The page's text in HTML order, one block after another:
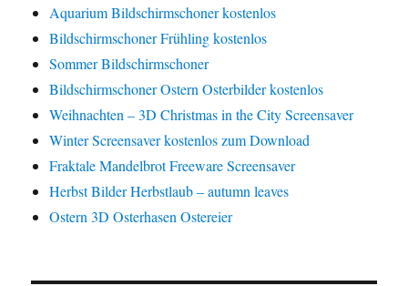
Aquarium Bildschirmschoner kostenlos
Bildschirmschoner Frühling kostenlos
Sommer Bildschirmschoner
Bildschirmschoner Ostern Osterbilder kostenlos
Weihnachten – 3D Christmas in the City Screensaver
Winter Screensaver kostenlos zum Download
Fraktale Mandelbrot Freeware Screensaver
Herbst Bilder Herbstlaub – autumn leaves
Ostern 3D Osterhasen Ostereier